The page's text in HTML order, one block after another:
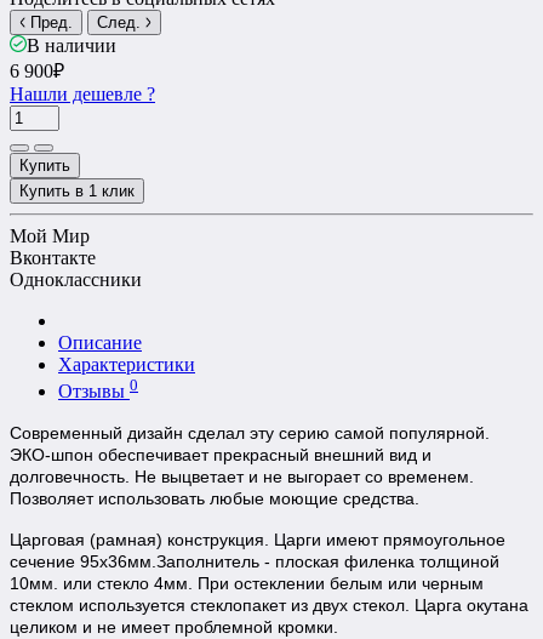
Пред. След.
В наличии
6 900₽
Нашли дешевле ?
Купить
Купить в 1 клик
Мой Мир
Вконтакте
Одноклассники
Описание
Характеристики
Отзывы 0
Современный дизайн сделал эту серию самой популярной.
ЭКО-шпон обеспечивает прекрасный внешний вид и
долговечность. Не выцветает и не выгорает со временем.
Позволяет использовать любые моющие средства.
Царговая (рамная) конструкция. Царги имеют прямоугольное
сечение 95х36мм.Заполнитель - плоская филенка толщиной
10мм. или стекло 4мм. При остеклении белым или черным
стеклом используется стеклопакет из двух стекол. Царга окутана
целиком и не имеет проблемной кромки.